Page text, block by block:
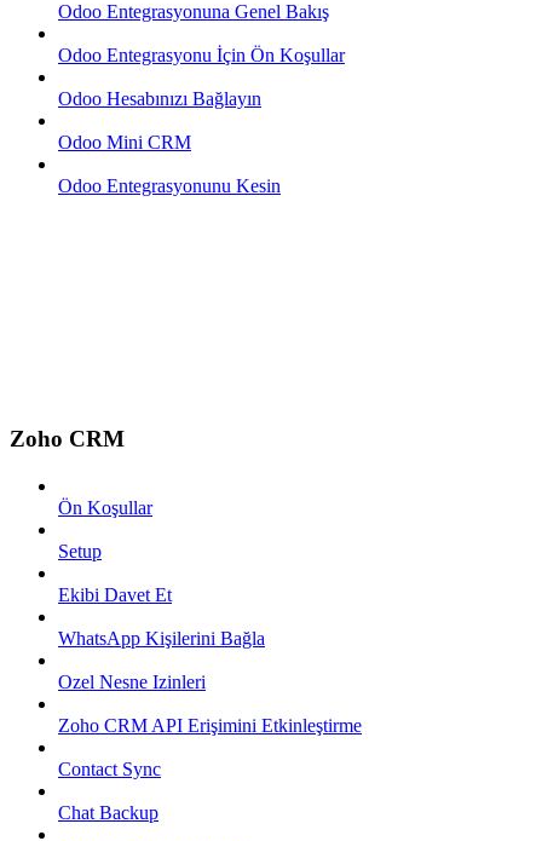
Odoo Entegrasyonuna Genel Bakış
Odoo Entegrasyonu İçin Ön Koşullar
Odoo Hesabınızı Bağlayın
Odoo Mini CRM
Odoo Entegrasyonunu Kesin
Zoho CRM
Ön Koşullar
Setup
Ekibi Davet Et
WhatsApp Kişilerini Bağla
Ozel Nesne Izinleri
Zoho CRM API Erişimini Etkinleştirme
Contact Sync
Chat Backup